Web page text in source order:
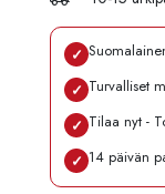
✓
✓ Turvalliset
✓ Tilaa nyt -
✓ 14 päivän